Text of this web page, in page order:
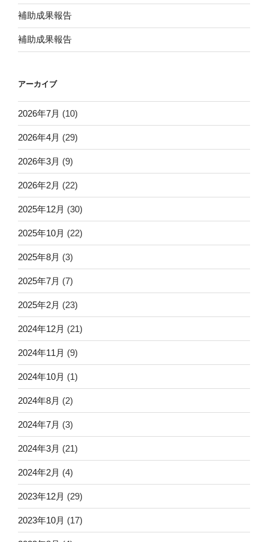
補助成果報告
補助成果報告
アーカイブ
2026年7月 (10)
2026年4月 (29)
2026年3月 (9)
2026年2月 (22)
2025年12月 (30)
2025年10月 (22)
2025年8月 (3)
2025年7月 (7)
2025年2月 (23)
2024年12月 (21)
2024年11月 (9)
2024年10月 (1)
2024年8月 (2)
2024年7月 (3)
2024年3月 (21)
2024年2月 (4)
2023年12月 (29)
2023年10月 (17)